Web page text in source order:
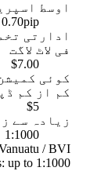
اوسط
0.70pip
ادارتی
فی لاٹ لاگت
$7.00
کوئی
کم از کم
$5
زیادہ سے
1:1000
/ BVI
up to 1:1000